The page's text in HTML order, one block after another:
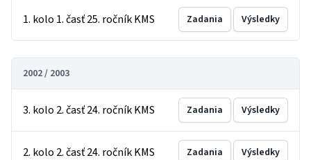
1. kolo 1. časť 25. ročník KMS Zadania Výsledky
2002 / 2003
3. kolo 2. časť 24. ročník KMS Zadania Výsledky
2. kolo 2. časť 24. ročník KMS Zadania Výsledky